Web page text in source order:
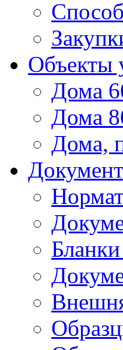
Объекты
Дома
Дома
Дома,